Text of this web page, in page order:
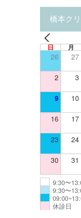
橋本ク
覧
日 月
26 27
2 3
9 10
16 17
23 24
30 31
9:30〜
9:30〜
休診日